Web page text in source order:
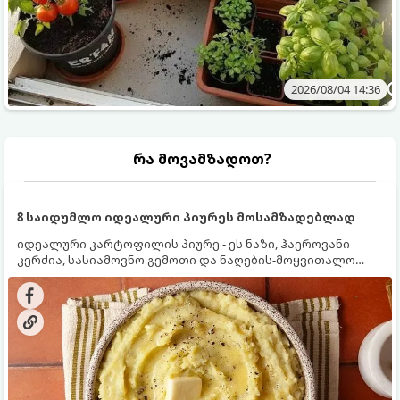
2026/08/04 14:36
რა მოვამზადოთ?
8 საიდუმლო იდეალური პიურეს მოსამზადებლად
იდეალური კარტოფილის პიურე - ეს ნაზი, ჰაეროვანი
კერძია, სასიამოვნო გემოთი და ნაღების-მოყვითალო
ფერით. მისი მომზადება ძალიან მარტივია, მაგრამ
არსებობს რამდენიმე საიდუმლო, რომლებიც უნდა
იცოდეთ, რომ პიურე იდეალურად გემრიელი გამოვიდეს.